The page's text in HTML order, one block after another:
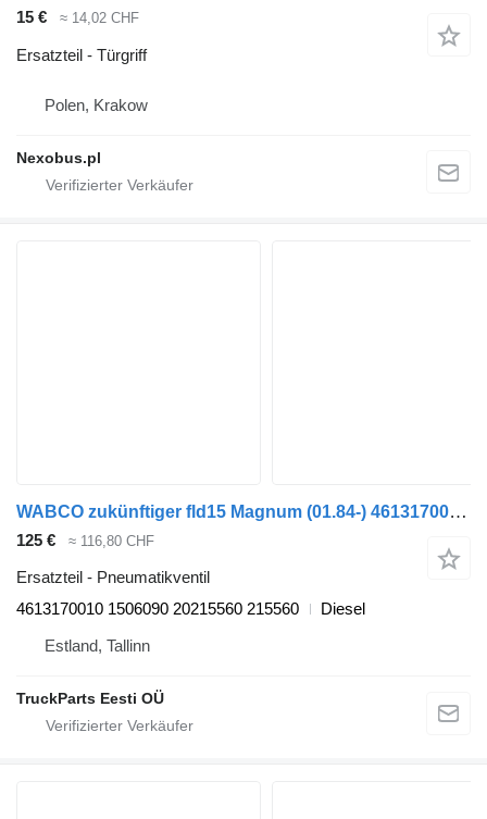
15 €
≈ 14,02 CHF
Ersatzteil - Türgriff
Polen, Krakow
Nexobus.pl
WABCO zukünftiger fld15 Magnum (01.84-) 4613170010 Pneumatikventil für Bova Futura FHD, FLD (1982-) Bus
125 € ≈ 116,80 CHF
Ersatzteil - Pneumatikventil
4613170010 1506090 20215560 215560
Diesel
Estland, Tallinn
TruckParts Eesti OÜ